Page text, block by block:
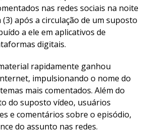
nas redes sociais na noite
após a circulação de um suposto
a ele em aplicativos de
digitais.
rapidamente ganhou
impulsionando o nome do
mais comentados. Além do
do suposto vídeo, usuários
e comentários sobre o episódio,
do assunto nas redes.